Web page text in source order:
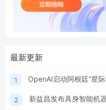
最新更新
1 OpenAI启动阿根廷“星
2 新益昌发布具身智能机